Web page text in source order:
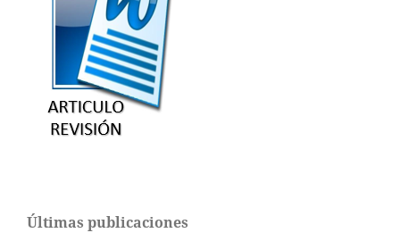
Últimas publicaciones